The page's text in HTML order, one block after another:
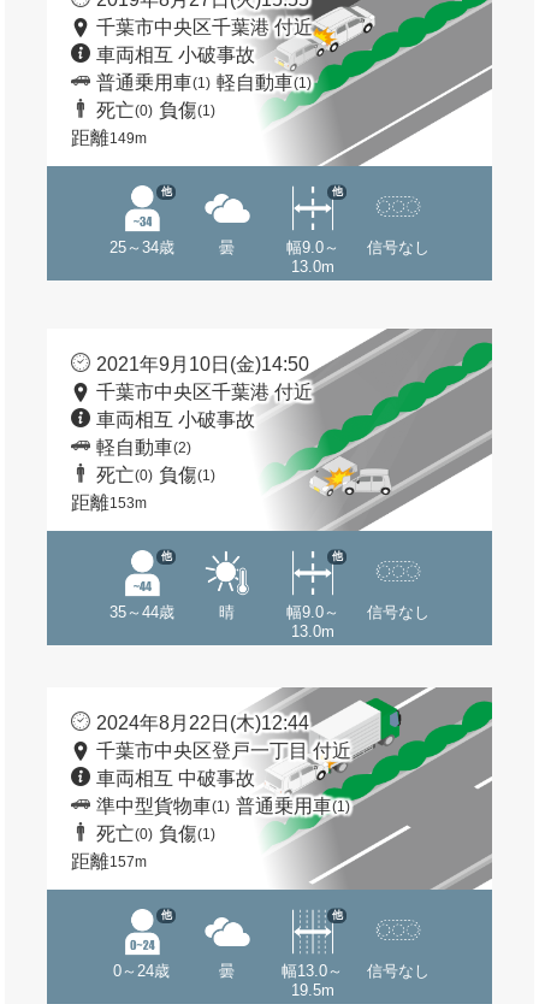
千葉市中央区千葉港 付近
車両相互 小破事故
普通乗用車(1) 軽自動車(1)
死亡(0) 負傷(1)
距離149m
25～34歳
他
曇
幅9.0～
13.0m
他
信号なし
2021年9月10日(金)14:50
千葉市中央区千葉港 付近
車両相互 小破事故
軽自動車(2)
死亡(0) 負傷(1)
距離153m
35～44歳
他
晴
幅9.0～
13.0m
他
信号なし
2024年8月22日(木)12:44
千葉市中央区登戸一丁目 付近
車両相互 中破事故
準中型貨物車(1) 普通乗用車(1)
死亡(0) 負傷(1)
距離157m
0～24歳
他
曇
幅13.0～
19.5m
他
信号なし